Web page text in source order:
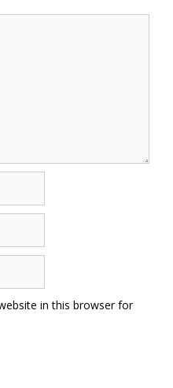
in this browser for